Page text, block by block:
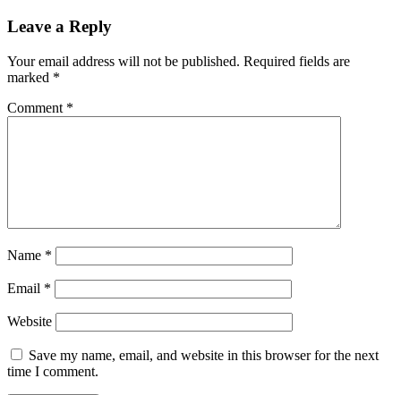
Leave a Reply
Your email address will not be published. Required fields are
marked *
Comment *
Name *
Email *
Website
Save my name, email, and website in this browser for the next
time I comment.